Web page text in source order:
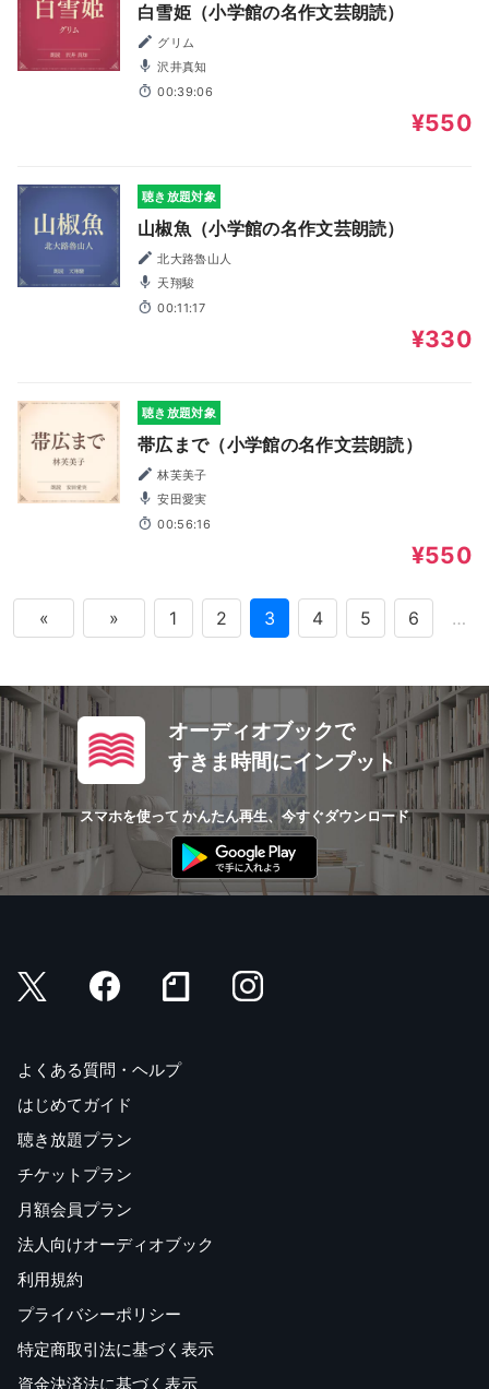
白雪姫（小学館の名作文芸朗読）
グリム
沢井真知
00:39:06
¥550
聴き放題対象
山椒魚（小学館の名作文芸朗読）
北大路魯山人
天翔駿
00:11:17
¥330
聴き放題対象
帯広まで（小学館の名作文芸朗読）
林芙美子
安田愛実
00:56:16
¥550
« » 1 2 3 4 5 6 …
オーディオブックで
すきま時間にインプット
スマホを使って かんたん再生、今すぐダウンロード
よくある質問・ヘルプ
はじめてガイド
聴き放題プラン
チケットプラン
月額会員プラン
法人向けオーディオブック
利用規約
プライバシーポリシー
特定商取引法に基づく表示
資金決済法に基づく表示